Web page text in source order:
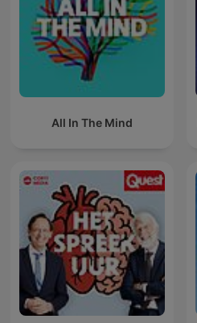
All In The Mind